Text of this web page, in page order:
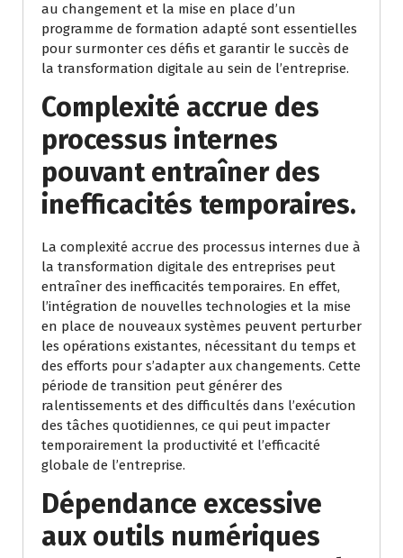
au changement et la mise en place d’un
programme de formation adapté sont essentielles
pour surmonter ces défis et garantir le succès de
la transformation digitale au sein de l’entreprise.
Complexité accrue des
processus internes
pouvant entraîner des
inefficacités temporaires.
La complexité accrue des processus internes due à
la transformation digitale des entreprises peut
entraîner des inefficacités temporaires. En effet,
l’intégration de nouvelles technologies et la mise
en place de nouveaux systèmes peuvent perturber
les opérations existantes, nécessitant du temps et
des efforts pour s’adapter aux changements. Cette
période de transition peut générer des
ralentissements et des difficultés dans l’exécution
des tâches quotidiennes, ce qui peut impacter
temporairement la productivité et l’efficacité
globale de l’entreprise.
Dépendance excessive
aux outils numériques